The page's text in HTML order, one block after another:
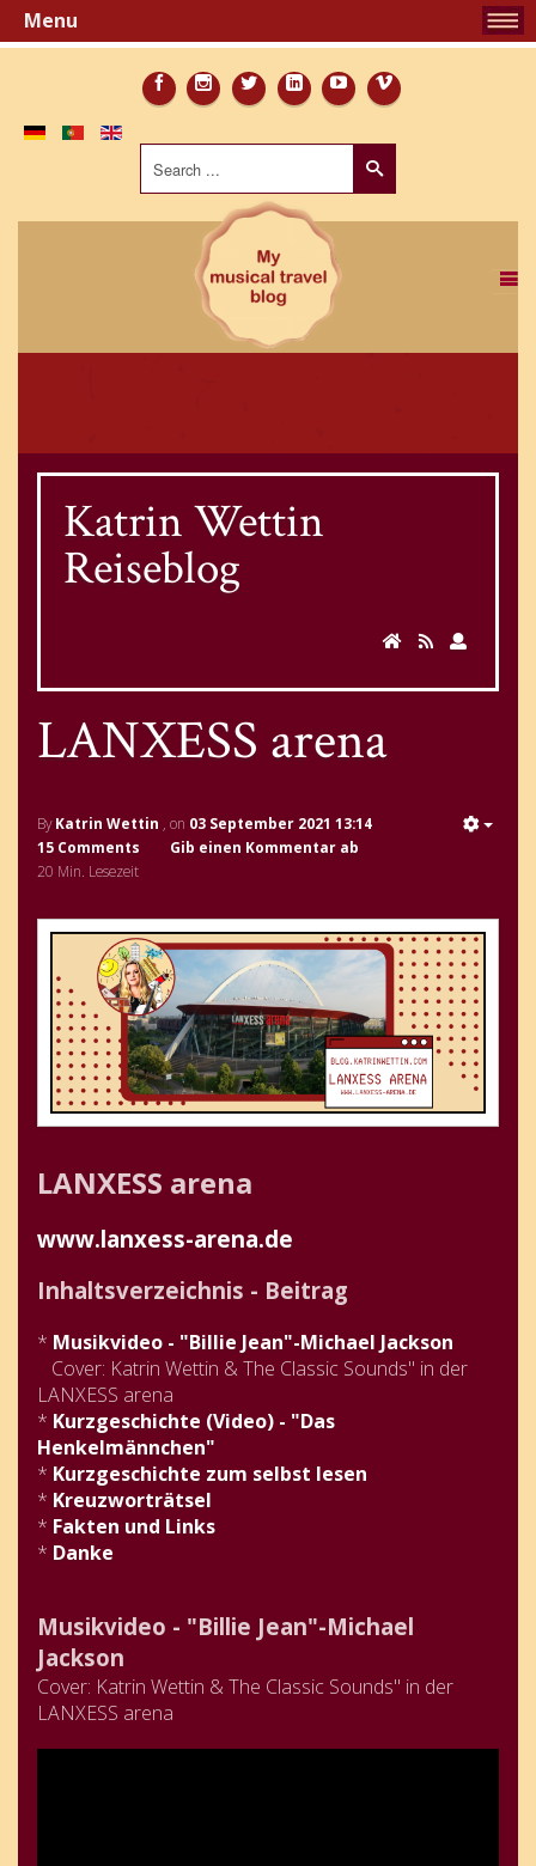
Katrin Wettin
Reiseblog
LANXESS arena
ByKatrin Wettin , on 03 September 2021 13:14
15 Comments
Gib einen Kommentar ab
20 Min. Lesezeit
LANXESS arena
www.lanxess-arena.de
Inhaltsverzeichnis - Beitrag
* Musikvideo - "Billie Jean"-Michael Jackson
Cover: Katrin Wettin & The Classic Sounds" in der
LANXESS arena
* Kurzgeschichte (Video) - "Das
Henkelmännchen"
* Kurzgeschichte zum selbst lesen
* Kreuzworträtsel
* Fakten und Links
* Danke
Musikvideo - "Billie Jean"-Michael
Jackson
Cover: Katrin Wettin & The Classic Sounds" in der
LANXESS arena
Menu